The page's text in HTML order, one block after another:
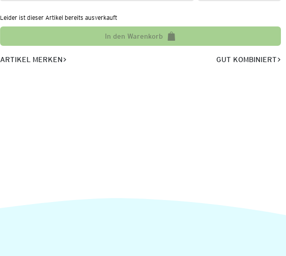
Leider ist dieser Artikel bereits ausverkauft
In den Warenkorb
ARTIKEL MERKEN GUT KOMBINIERT